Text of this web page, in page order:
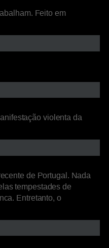
Feito em
violenta da
de Portugal. Nada
tempestades de
Entretanto, o